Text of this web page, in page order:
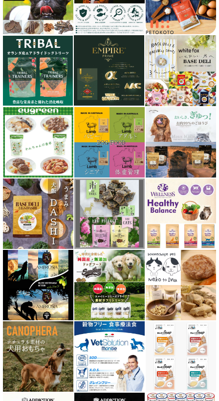
シェフ SHEF
シグネチャー７（Signature7）正規輸入品
シシア Schesir
獣医さん推奨シリーズ
シルクフル SILKFULL
ジーランディア Zealandia
スマイリー Smiley
ソウルメイト SoulMate
ソリッドゴールド Solid Gold
ディアブロ（Deer Blow）
テラカニス TerraCanis
テラフェリス TerraFelis
テラカニス ハーバルヒーローズ
トライバル TRIBAL
ナチュラルコード NATURAL CODE
ナチュラルハーベスト Natural Harvest
Nanki Japan ナンキジャパン
ニュートライプ NUTRIPE
ｐＨ バランス キャット ウォーター